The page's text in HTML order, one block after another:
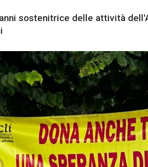
sostenitrice delle attività